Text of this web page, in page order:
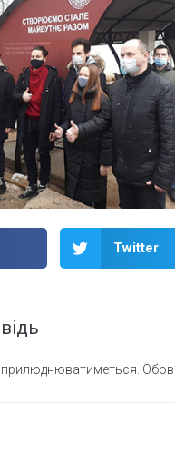
Twitter